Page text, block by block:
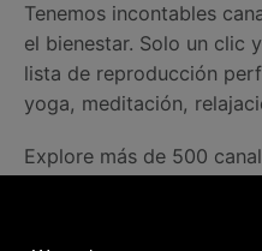
Tenemos incontables
el bienestar. Solo un clic
lista de reproducción
yoga, meditación,
Explore más de 500
Calm disponible para